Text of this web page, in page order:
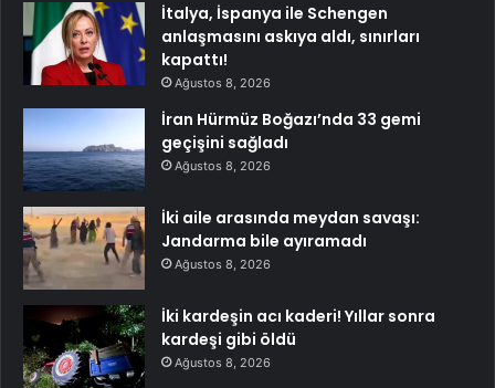
İtalya, İspanya ile Schengen
anlaşmasını askıya aldı, sınırları
kapattı!
Ağustos 8, 2026
İran Hürmüz Boğazı’nda 33 gemi
geçişini sağladı
Ağustos 8, 2026
İki aile arasında meydan savaşı:
Jandarma bile ayıramadı
Ağustos 8, 2026
İki kardeşin acı kaderi! Yıllar sonra
kardeşi gibi öldü
Ağustos 8, 2026